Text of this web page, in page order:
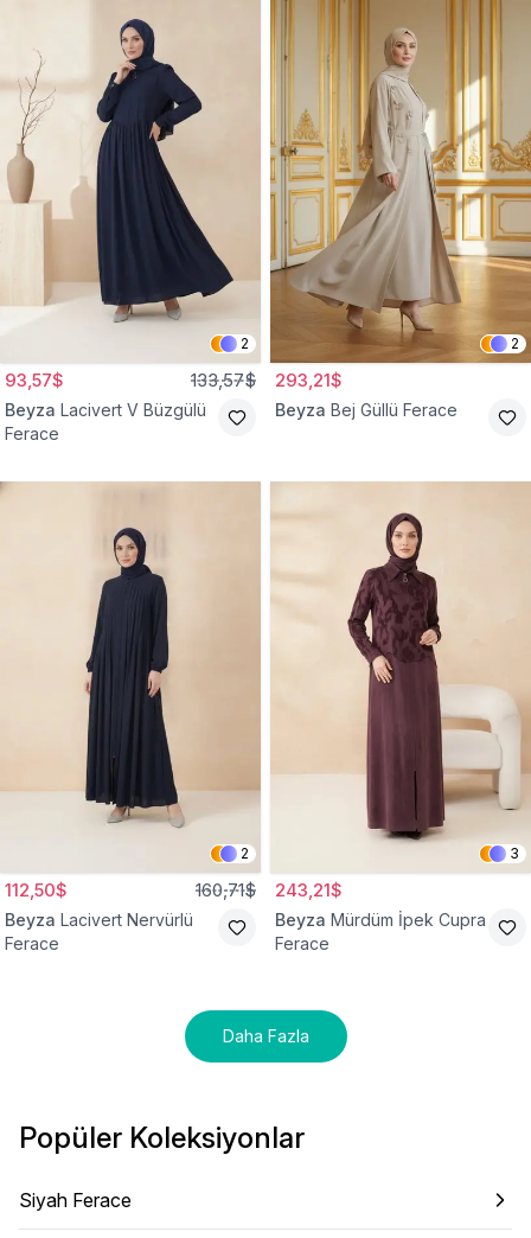
2
93,57$ 133,57$
Beyza Lacivert V Büzgülü
Ferace
2
293,21$
Beyza Bej Güllü Ferace
2
112,50$ 160,71$
Beyza Lacivert Nervürlü
Ferace
3
243,21$
Beyza Mürdüm İpek Cupra
Ferace
Daha Fazla
Popüler Koleksiyonlar
Siyah Ferace